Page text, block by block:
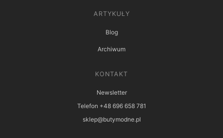
ARTYKUŁY
Blog
Archiwum
KONTAKT
Newsletter
Telefon +48 696 658 781
sklep@butymodne.pl